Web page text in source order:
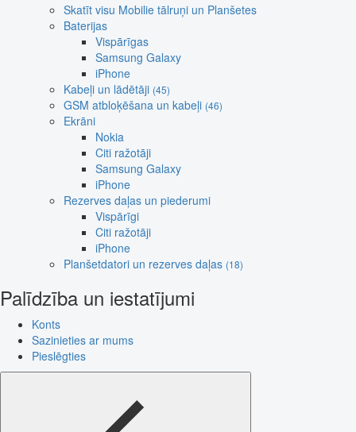
Skatīt visu Mobilie tālruņi un Planšetes
Baterijas
Vispārīgas
Samsung Galaxy
iPhone
Kabeļi un lādētāji (45)
GSM atbloķēšana un kabeļi (46)
Ekrāni
Nokia
Citi ražotāji
Samsung Galaxy
iPhone
Rezerves daļas un piederumi
Vispārīgi
Citi ražotāji
iPhone
Planšetdatori un rezerves daļas (18)
Palīdzība un iestatījumi
Konts
Sazinieties ar mums
Pieslēgties